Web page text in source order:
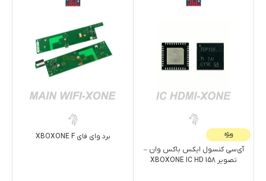
ویژه
آی‌سی کنسول ایکس باکس وان –
تصویر XBOXONE IC HD 158
برد وای فای XBOXONE F